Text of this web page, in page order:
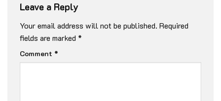
Leave a Reply
Your email address will not be published. Required
fields are marked *
Comment *